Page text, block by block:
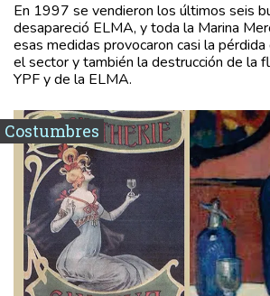
En 1997 se vendieron los últimos seis
desapareció ELMA, y toda la Marina
esas medidas provocaron casi la
el sector y también la destrucción de la
YPF y de la ELMA.
Costumbres